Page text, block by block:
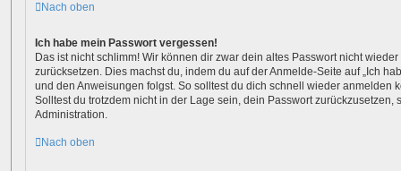
Nach oben
Ich habe mein Passwort vergessen!
Das ist nicht schlimm! Wir können dir zwar dein altes Passwort nicht
zurücksetzen. Dies machst du, indem du auf der Anmelde-Seite auf „Ich
und den Anweisungen folgst. So solltest du dich schnell wieder anmelden
Solltest du trotzdem nicht in der Lage sein, dein Passwort zurückzusetzen,
Administration.
Nach oben